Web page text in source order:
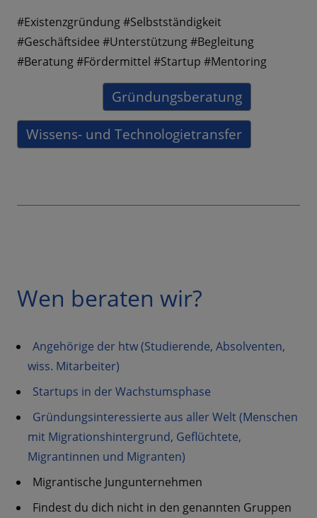
#Existenzgründung #Selbstständigkeit
#Geschäftsidee #Unterstützung #Begleitung
#Beratung #Fördermittel #Startup #Mentoring
Gründungsberatung
Wissens- und Technologietransfer
Wen beraten wir?
Angehörige der htw (Studierende, Absolventen,
wiss. Mitarbeiter)
Startups in der Wachstumsphase
Gründungsinteressierte aus aller Welt (Menschen
mit Migrationshintergrund, Geflüchtete,
Migrantinnen und Migranten)
Migrantische Jungunternehmen
Findest du dich nicht in den genannten Gruppen